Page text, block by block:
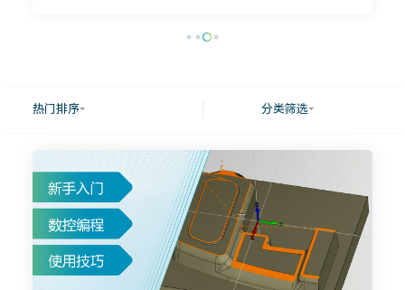
热门排序 分类筛选